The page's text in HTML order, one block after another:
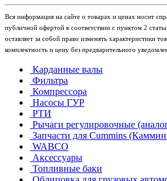
Вся информация на сайте о товарах и ценах носит
публичной офертой в соответствии с пунктом 2
оставляет за собой право изменять характеристики
комплектность и цену без предварительного
Карданные валы
Фильтра
Компрессора
Насосы ГУР
РТИ
Рычаги регулировочные
Запчасти для Cummins
WABCO
Аксессуары
Топливные баки